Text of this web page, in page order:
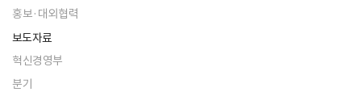
홍보·대외협력
보도자료
혁신경영부
분기